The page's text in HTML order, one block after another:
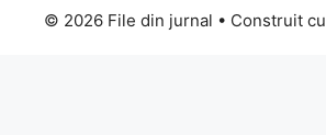
© 2026 File din jurnal • Construit cu